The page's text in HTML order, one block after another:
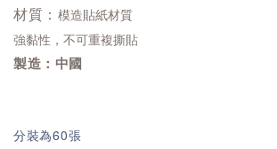
材質：模造貼紙材質
強黏性，不可重複撕貼
製造：中國
分裝為60張